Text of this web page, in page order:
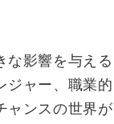
な影響を与える
ジャー、職業的
ャンスの世界が